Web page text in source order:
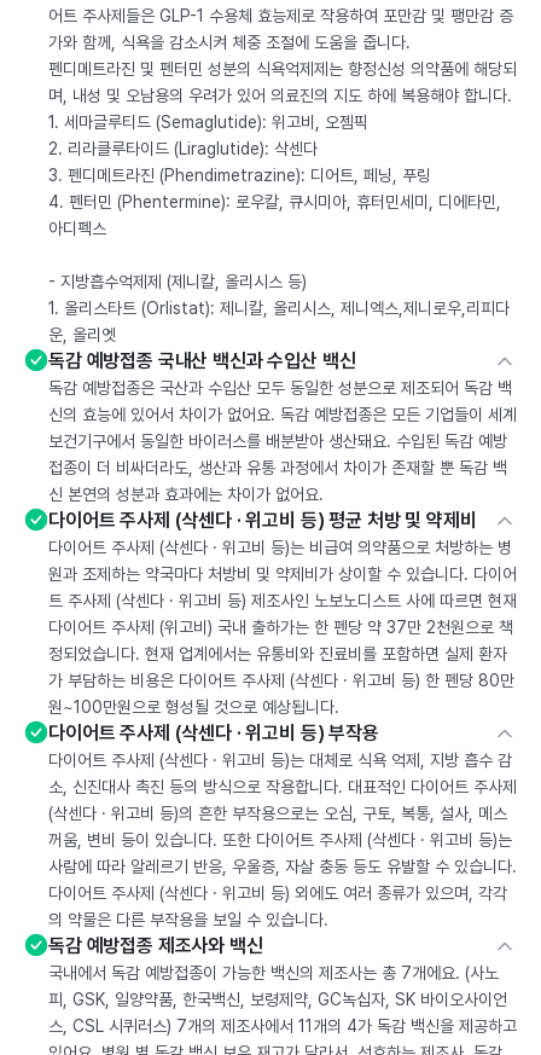
어트 주사제들은 GLP-1 수용체 효능제로 작용하여 포만감 및 팽만감 증
가와 함께, 식욕을 감소시켜 체중 조절에 도움을 줍니다.
펜디메트라진 및 펜터민 성분의 식욕억제제는 향정신성 의약품에 해당되
며, 내성 및 오남용의 우려가 있어 의료진의 지도 하에 복용해야 합니다.
1. 세마글루티드 (Semaglutide): 위고비, 오젬픽
2. 리라클루타이드 (Liraglutide): 삭센다
3. 펜디메트라진 (Phendimetrazine): 디어트, 페닝, 푸링
4. 펜터민 (Phentermine): 로우칼, 큐시미아, 휴터민세미, 디에타민,
아디펙스
- 지방흡수억제제 (제니칼, 올리시스 등)
1. 올리스타트 (Orlistat): 제니칼, 올리시스, 제니엑스,제니로우,리피다
운, 올리엣
독감 예방접종 국내산 백신과 수입산 백신
독감 예방접종은 국산과 수입산 모두 동일한 성분으로 제조되어 독감 백
신의 효능에 있어서 차이가 없어요. 독감 예방접종은 모든 기업들이 세계
보건기구에서 동일한 바이러스를 배분받아 생산돼요. 수입된 독감 예방
접종이 더 비싸더라도, 생산과 유통 과정에서 차이가 존재할 뿐 독감 백
신 본연의 성분과 효과에는 차이가 없어요.
다이어트 주사제 (삭센다 · 위고비 등) 평균 처방 및 약제비
다이어트 주사제 (삭센다 · 위고비 등)는 비급여 의약품으로 처방하는 병
원과 조제하는 약국마다 처방비 및 약제비가 상이할 수 있습니다. 다이어
트 주사제 (삭센다 · 위고비 등) 제조사인 노보노디스트 사에 따르면 현재
다이어트 주사제 (위고비) 국내 출하가는 한 펜당 약 37만 2천원으로 책
정되었습니다. 현재 업계에서는 유통비와 진료비를 포함하면 실제 환자
가 부담하는 비용은 다이어트 주사제 (삭센다 · 위고비 등) 한 펜당 80만
원~100만원으로 형성될 것으로 예상됩니다.
다이어트 주사제 (삭센다 · 위고비 등) 부작용
다이어트 주사제 (삭센다 · 위고비 등)는 대체로 식욕 억제, 지방 흡수 감
소, 신진대사 촉진 등의 방식으로 작용합니다. 대표적인 다이어트 주사제
(삭센다 · 위고비 등)의 흔한 부작용으로는 오심, 구토, 복통, 설사, 메스
꺼움, 변비 등이 있습니다. 또한 다이어트 주사제 (삭센다 · 위고비 등)는
사람에 따라 알레르기 반응, 우울증, 자살 충동 등도 유발할 수 있습니다.
다이어트 주사제 (삭센다 · 위고비 등) 외에도 여러 종류가 있으며, 각각
의 약물은 다른 부작용을 보일 수 있습니다.
독감 예방접종 제조사와 백신
국내에서 독감 예방접종이 가능한 백신의 제조사는 총 7개에요. (사노
피, GSK, 일양약품, 한국백신, 보령제약, GC녹십자, SK 바이오사이언
스, CSL 시퀴러스) 7개의 제조사에서 11개의 4가 독감 백신을 제공하고